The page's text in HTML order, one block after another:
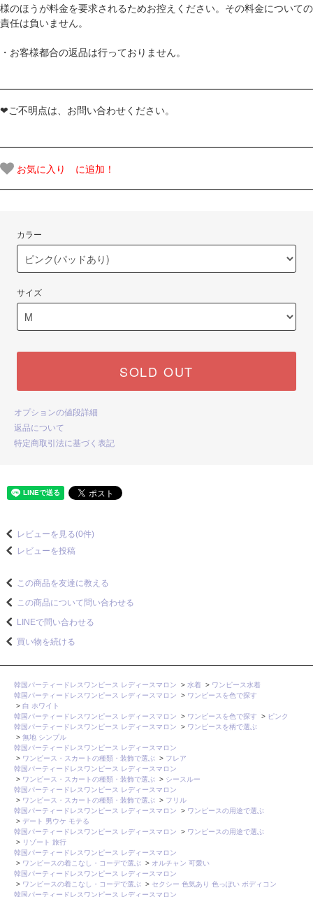
様のほうが料金を要求されるためお控えください。その料金についての
責任は負いません。
・お客様都合の返品は行っておりません。
❤ご不明点は、お問い合わせください。
お気に入り に追加！
カラー
サイズ
SOLD OUT
オプションの値段詳細
返品について
特定商取引法に基づく表記
レビューを見る(0件)
レビューを投稿
この商品を友達に教える
この商品について問い合わせる
LINEで問い合わせる
買い物を続ける
韓国パーティードレスワンピース レディースマロン > 水着 > ワンピース水着
韓国パーティードレスワンピース レディースマロン
> ワンピースを色で探す
> 白 ホワイト
韓国パーティードレスワンピース レディースマロン
> ワンピースを色で探す > ピンク
韓国パーティードレスワンピース レディースマロン
> ワンピースを柄で選ぶ
> 無地 シンプル
韓国パーティードレスワンピース レディースマロン
> ワンピース・スカートの種類・装飾で選ぶ > フレア
韓国パーティードレスワンピース レディースマロン
> ワンピース・スカートの種類・装飾で選ぶ > シースルー
韓国パーティードレスワンピース レディースマロン
> ワンピース・スカートの種類・装飾で選ぶ > フリル
韓国パーティードレスワンピース レディースマロン
> ワンピースの用途で選ぶ
> デート 男ウケ モテる
韓国パーティードレスワンピース レディースマロン
> ワンピースの用途で選ぶ
> リゾート 旅行
韓国パーティードレスワンピース レディースマロン
> ワンピースの着こなし・コーデで選ぶ > オルチャン 可愛い
韓国パーティードレスワンピース レディースマロン
> ワンピースの着こなし・コーデで選ぶ > セクシー 色気あり 色っぽい ボディコン
韓国パーティードレスワンピース レディースマロン